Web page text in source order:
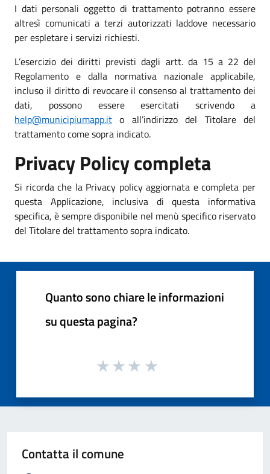
I dati personali oggetto di trattamento potranno essere
altresì comunicati a terzi autorizzati laddove necessario
per espletare i servizi richiesti.
L’esercizio dei diritti previsti dagli artt. da 15 a 22 del
Regolamento e dalla normativa nazionale applicabile,
incluso il diritto di revocare il consenso al trattamento dei
dati, possono essere esercitati scrivendo a
help@municipiumapp.it o all’indirizzo del Titolare del
trattamento come sopra indicato.
Privacy Policy completa
Si ricorda che la Privacy policy aggiornata e completa per
questa Applicazione, inclusiva di questa informativa
specifica, è sempre disponibile nel menù specifico riservato
del Titolare del trattamento sopra indicato.
Quanto sono chiare le informazioni
su questa pagina?
Contatta il comune